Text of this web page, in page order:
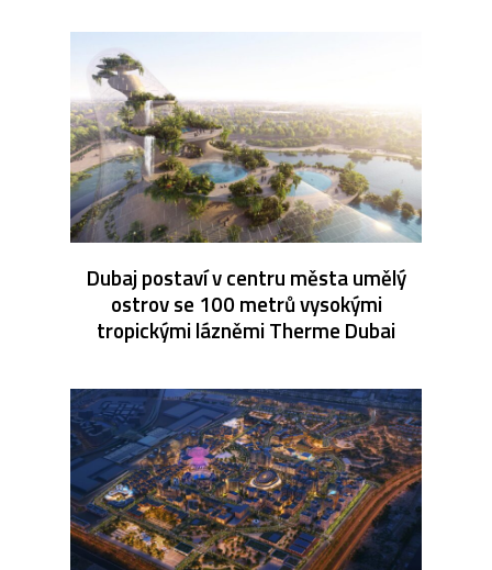
Dubaj postaví v centru města umělý
ostrov se 100 metrů vysokými
tropickými lázněmi Therme Dubai